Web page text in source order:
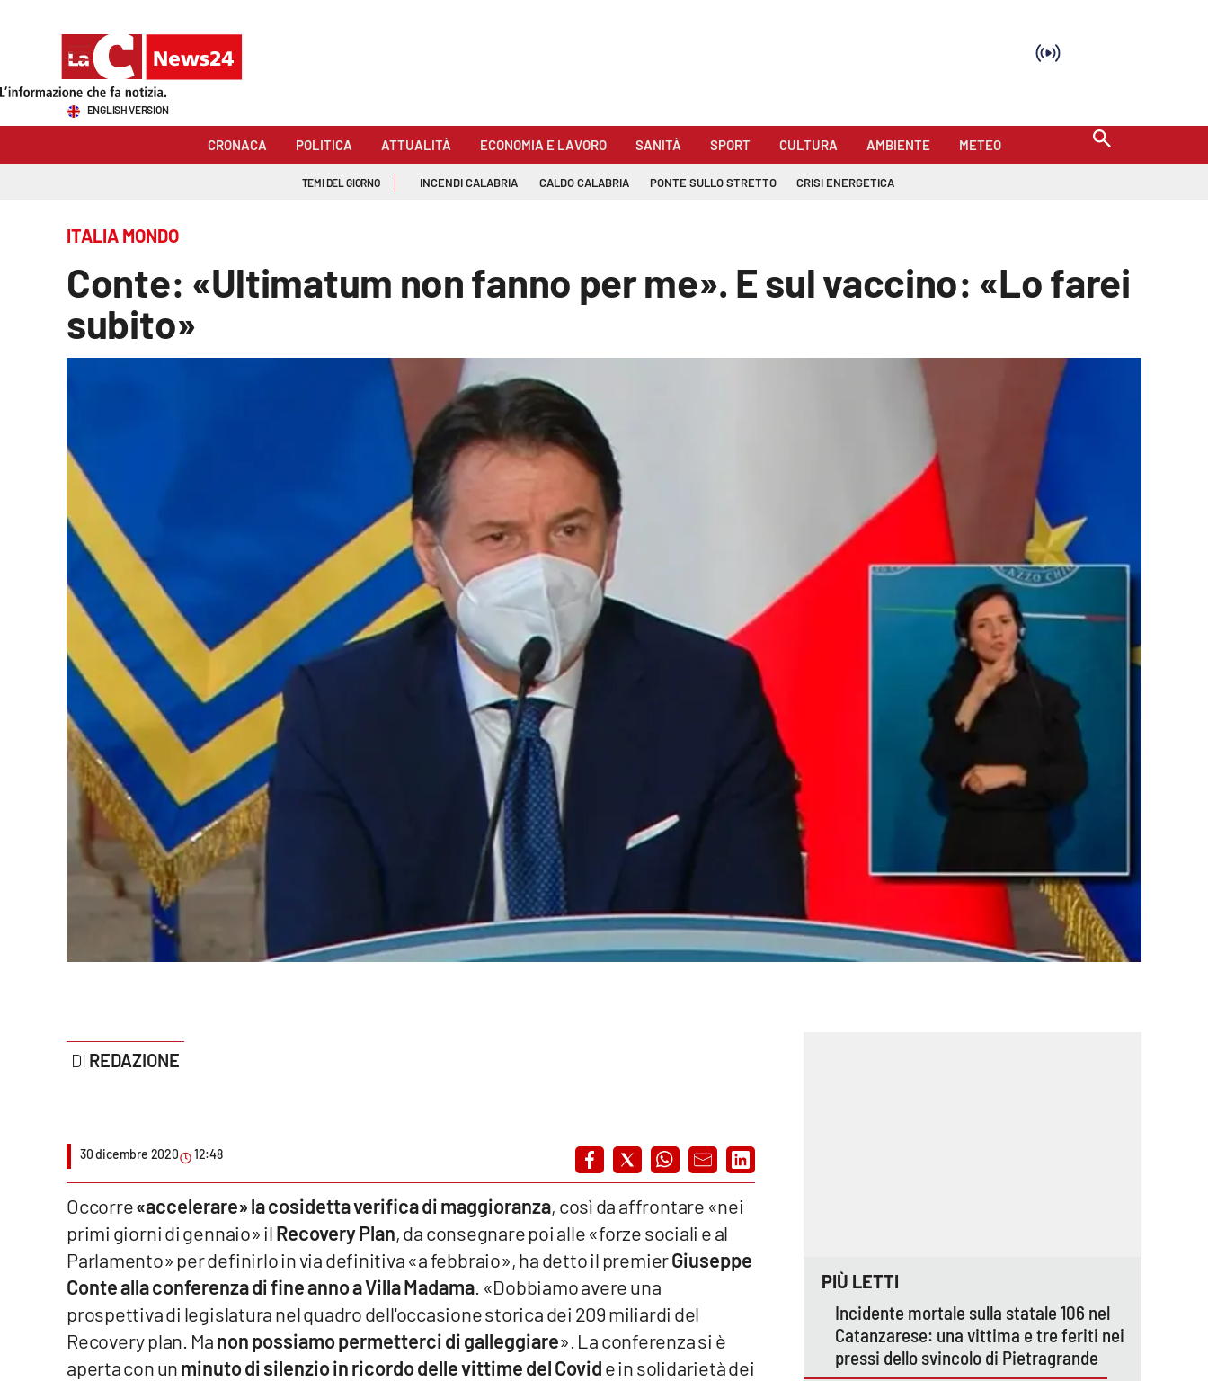
Sezioni
Economia e lavoro
Italia Mondo
Economia e Lavoro
Parchi Marini Calabria
Imprese Di Calabria
Venti di comunicazione
Streaming
LaC Network
ENGLISH VERSION
CRONACA POLITICA ATTUALITÀ ECONOMIA E LAVORO SANITÀ SPORT CULTURA AMBIENTE METEO
TEMI DEL GIORNO INCENDI CALABRIA CALDO CALABRIA PONTE SULLO STRETTO CRISI ENERGETICA
ITALIA MONDO
Conte: «Ultimatum non fanno per me». E sul vaccino: «Lo farei
subito»
REDAZIONE
30 dicembre 2020 12:48
Occorre«accelerare» la cosidetta verifica di maggioranza, così da affrontare «nei
primi giorni di gennaio» ilRecovery Plan, da consegnare poi alle «forze sociali e al
Parlamento» per definirlo in via definitiva «a febbraio», ha detto il premierGiuseppe
Conte alla conferenza di fine anno a Villa Madama . «Dobbiamo avere una
prospettiva di legislatura nel quadro dell'occasione storica dei 209 miliardi del
Recovery plan. Manon possiamo permetterci di galleggiare». La conferenza si è
aperta con unminuto di silenzio in ricordo delle vittime del Covide in solidarietà dei
PIÙ LETTI
Incidente mortale sulla statale 106 nel
Catanzarese: una vittima e tre feriti nei
pressi dello svincolo di Pietragrande